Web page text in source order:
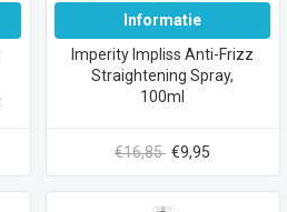
Informatie
Imperity Impliss Anti-Frizz
Straightening Spray,
100ml
€16,85 €9,95